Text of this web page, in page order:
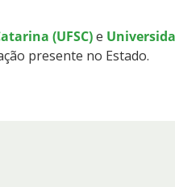
(UFSC)e
presente no Estado.